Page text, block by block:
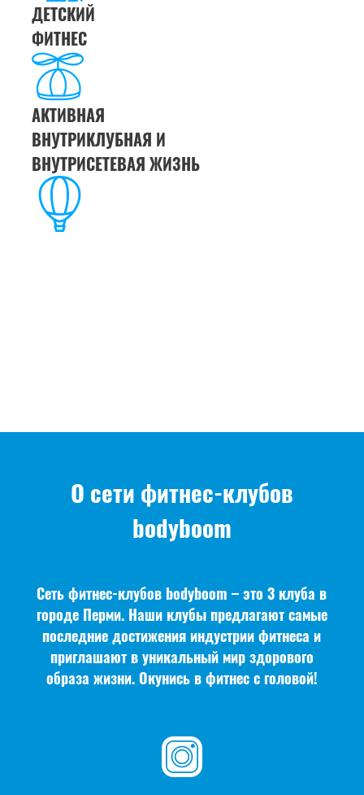
ДЕТСКИЙ
ФИТНЕС
АКТИВНАЯ
ВНУТРИКЛУБНАЯ И
ВНУТРИСЕТЕВАЯ ЖИЗНЬ
О сети фитнес-клубов
bodyboom
Сеть фитнес-клубов bodyboom – это 3 клуба в
городе Перми. Наши клубы предлагают самые
последние достижения индустрии фитнеса и
приглашают в уникальный мир здорового
образа жизни. Окунись в фитнес с головой!